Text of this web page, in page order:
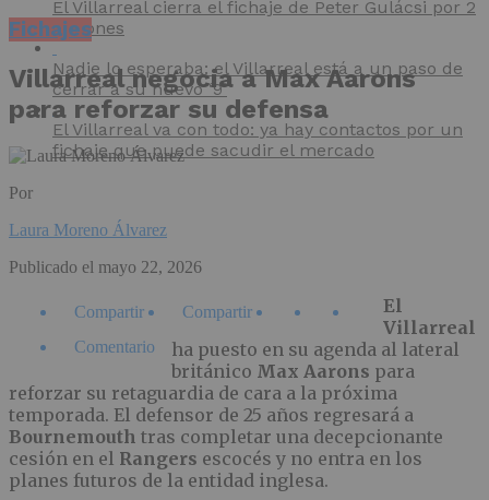
El Villarreal cierra el fichaje de Peter Gulácsi por 2
millones
Nadie lo esperaba: el Villarreal está a un paso de
cerrar a su nuevo ‘9’
El Villarreal va con todo: ya hay contactos por un
fichaje que puede sacudir el mercado
Fichajes
Villarreal negocia a Max Aarons
para reforzar su defensa
Por
Laura Moreno Álvarez
Publicado el mayo 22, 2026
Compartir
Compartir
Comentario
El
Villarreal
ha puesto en su agenda al lateral
británico Max Aarons para
reforzar su retaguardia de cara a la próxima
temporada. El defensor de 25 años regresará a
Bournemouth tras completar una decepcionante
cesión en el Rangers escocés y no entra en los
planes futuros de la entidad inglesa.